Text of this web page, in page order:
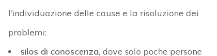
l’individuazione delle cause e la risoluzione dei
problemi;
silos di conoscenza, dove solo poche persone